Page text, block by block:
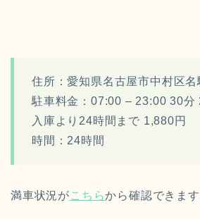
住所：愛知県名古屋市中村区
駐車料金：07:00 – 23:00 30分
入庫より24時間まで 1,880円
時間：24時間
満車状況がこちらから確認できます